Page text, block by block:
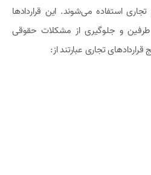
استفاده می‌شوند. این قراردادها
طرفین و جلوگیری از مشکلات حقوقی
تجاری عبارتند از: